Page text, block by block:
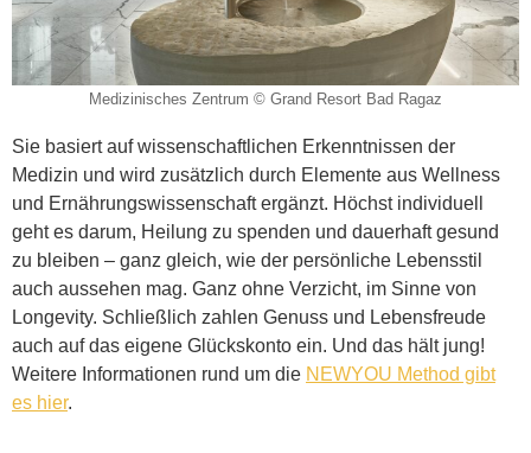
Medizinisches Zentrum © Grand Resort Bad Ragaz
Sie basiert auf wissenschaftlichen Erkenntnissen der
Medizin und wird zusätzlich durch Elemente aus Wellness
und Ernährungswissenschaft ergänzt. Höchst individuell
geht es darum, Heilung zu spenden und dauerhaft gesund
zu bleiben – ganz gleich, wie der persönliche Lebensstil
auch aussehen mag. Ganz ohne Verzicht, im Sinne von
Longevity. Schließlich zahlen Genuss und Lebensfreude
auch auf das eigene Glückskonto ein. Und das hält jung!
Weitere Informationen rund um die NEWYOU Method gibt
es hier.